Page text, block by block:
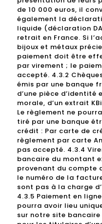
de 10 000 euros, il
également la
liquide (déclaration
retrait en France. Si
bijoux et métaux
paiement doit être
par virement ; le
accepté. 4.3.2
émis par une banque
d’une pièce
morale, d’un extrait
Le règlement ne
tiré par une banque
crédit : Par carte de
règlement par carte
pas accepté. 4.3.4
bancaire du montant
provenant du compte
le numéro de la
sont pas à la charge
4.3.5 Paiement en
pourra avoir lieu
sur notre site bancaire